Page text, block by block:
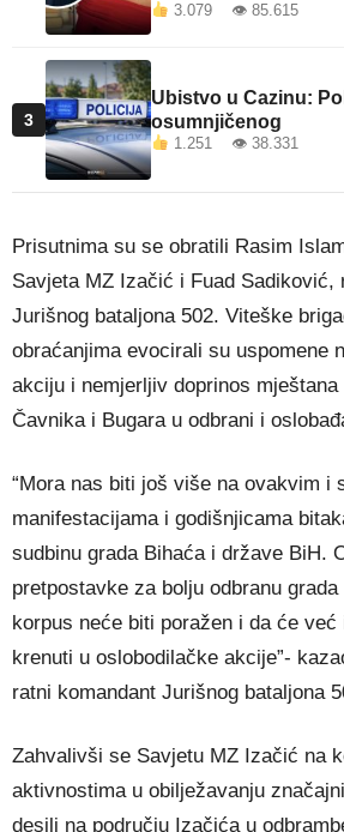
3.079 👁 85.615
3
Ubistvo u Cazinu:
osumnjičenog
1.251 👁 38.331
Prisutnima su se obratili Rasim
Savjeta MZ Izačić i Fuad Sadiković,
Jurišnog bataljona 502. Viteške
obraćanjima evocirali su uspomene
akciju i nemjerljiv doprinos
Čavnika i Bugara u odbrani i
“Mora nas biti još više na ovakvim i
manifestacijama i godišnjicama
sudbinu grada Bihaća i države BiH.
pretpostavke za bolju odbranu
korpus neće biti poražen i da će već
krenuti u oslobodilačke akcije”-
ratni komandant Jurišnog bataljona
Zahvalivši se Savjetu MZ Izačić na
aktivnostima u obilježavanju
desili na području Izačića u